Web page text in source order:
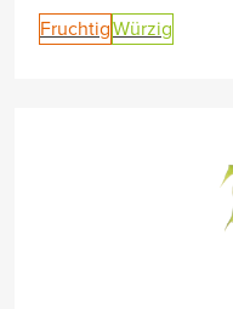
FruchtigWürzig